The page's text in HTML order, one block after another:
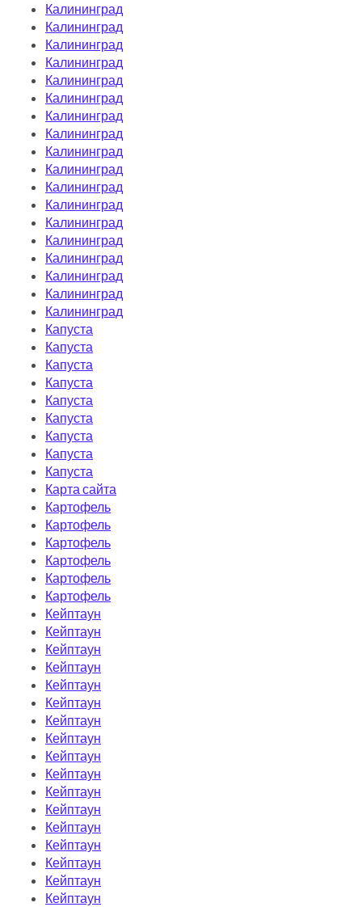
Калининград
Калининград
Калининград
Калининград
Калининград
Калининград
Калининград
Калининград
Калининград
Калининград
Калининград
Калининград
Калининград
Калининград
Калининград
Калининград
Калининград
Калининград
Капуста
Капуста
Капуста
Капуста
Капуста
Капуста
Капуста
Капуста
Капуста
Карта сайта
Картофель
Картофель
Картофель
Картофель
Картофель
Картофель
Кейптаун
Кейптаун
Кейптаун
Кейптаун
Кейптаун
Кейптаун
Кейптаун
Кейптаун
Кейптаун
Кейптаун
Кейптаун
Кейптаун
Кейптаун
Кейптаун
Кейптаун
Кейптаун
Кейптаун